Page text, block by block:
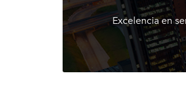
Excelencia en